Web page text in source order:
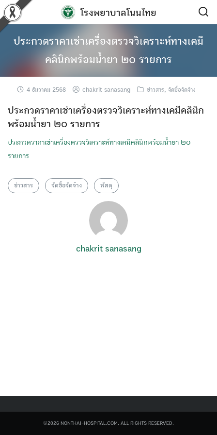
Skip
to
content
โรงพยาบาลโนนไทย
ประกวดราคาเช่าเครื่องตรวจวิเคราะห์ทางเคมี
คลินิกพร้อมน้ำยา ๒๐ รายการ
4 ธันวาคม 2568 chakrit sanasang ข่าวสาร, จัดซื้อจัดจ้าง
ประกวดราคาเช่าเครื่องตรวจวิเคราะห์ทางเคมีคลินิก
พร้อมน้ำยา ๒๐ รายการ
ประกวดราคาเช่าเครื่องตรวจวิเคราะห์ทางเคมีคลินิกพร้อมน้ำยา ๒๐
รายการ
ข่าวสาร จัดซื้อจัดจ้าง พัสดุ
chakrit sanasang
©2026 NONTHAI-HOSPITAL.COM. ALL RIGHTS RESERVED.